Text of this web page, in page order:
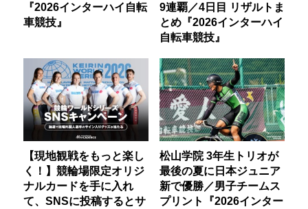
『2026インターハイ自転
車競技』
9連覇／4日目 リザルトま
とめ『2026インターハイ
自転車競技』
【現地観戦をもっと楽し
く！】競輪場限定オリジ
ナルカードを手に入れ
て、SNSに投稿するとサ
松山学院 3年生トリオが
最後の夏に日本ジュニア
新で優勝／男子チームス
プリント『2026インター